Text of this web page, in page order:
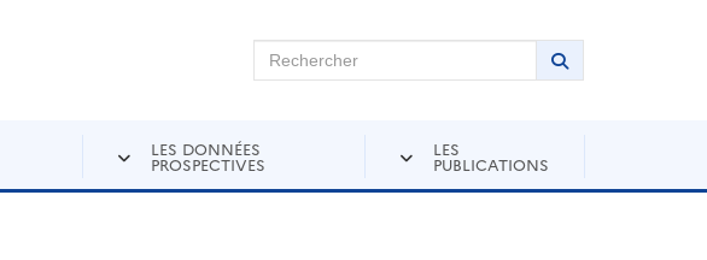
Rechercher sur Andra Inventaire Rechercher
Lancer la
LES DONNÉES
PROSPECTIVES
LES
PUBLICATIONS